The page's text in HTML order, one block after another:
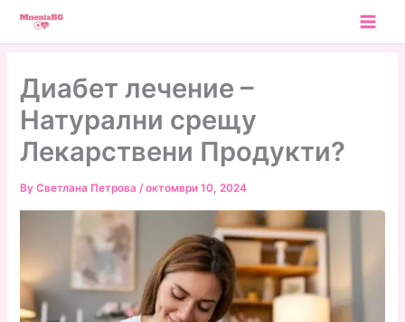
Skip
Диабет лечение –
Натурални срещу
Лекарствени Продукти?
ByСветлана Петрова/октомври 10, 2024